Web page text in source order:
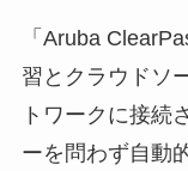
「Aruba
習とクラウドソ
トワークに接続
ーを問わず自動